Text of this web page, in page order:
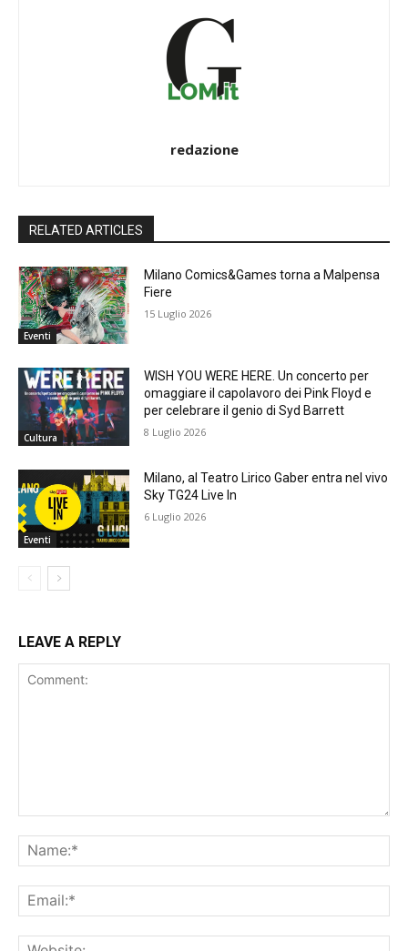
redazione
RELATED ARTICLES
Eventi
Milano Comics&Games torna a Malpensa
Fiere
15 Luglio 2026
Cultura
WISH YOU WERE HERE. Un concerto per
omaggiare il capolavoro dei Pink Floyd e
per celebrare il genio di Syd Barrett
8 Luglio 2026
Eventi
Milano, al Teatro Lirico Gaber entra nel vivo
Sky TG24 Live In
6 Luglio 2026
LEAVE A REPLY